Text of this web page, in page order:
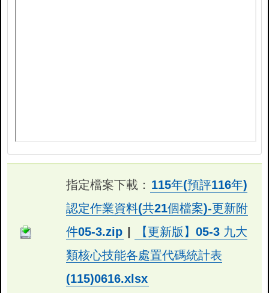
指定檔案下載： 115年(預評116年)
認定作業資料(共21個檔案)-更新附
件05-3.zip
【更新版】05-3 九大
類核心技能各處置代碼統計表
(115)0616.xlsx